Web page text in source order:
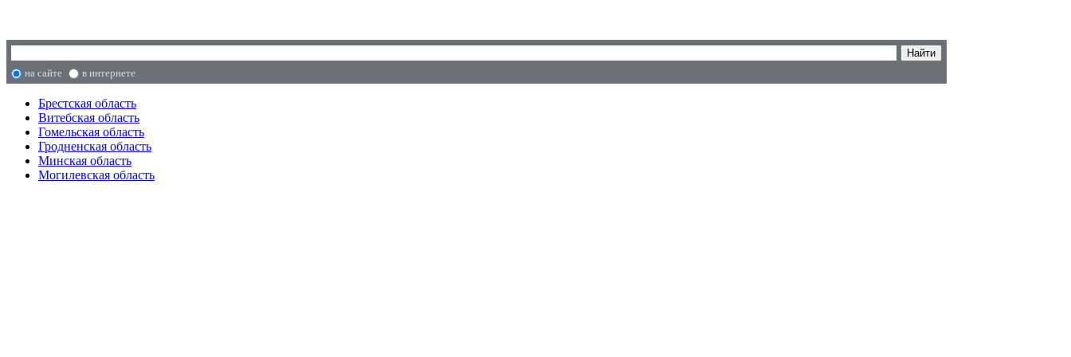
на сайте в интернете
Брестская область
Витебская область
Гомельская область
Гродненская область
Минская область
Могилевская область